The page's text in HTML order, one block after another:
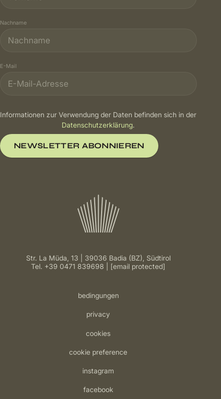
Nachname
E-Mail
Informationen zur Verwendung der Daten befinden sich in der
Datenschutzerklärung.
NEWSLETTER ABONNIEREN
Str. La Müda, 13 | 39036 Badia (BZ), Südtirol
Tel. +39 0471 839698 [email protected]
bedingungen
privacy
cookies
cookie preference
instagram
facebook